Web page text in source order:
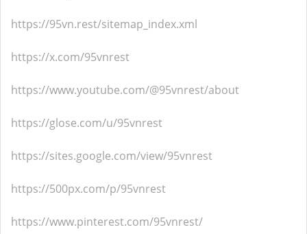
https://95vn.rest/sitemap_index.xml
https://x.com/95vnrest
https://www.youtube.com/@95vnrest/about
https://glose.com/u/95vnrest
https://sites.google.com/view/95vnrest
https://500px.com/p/95vnrest
https://www.pinterest.com/95vnrest/